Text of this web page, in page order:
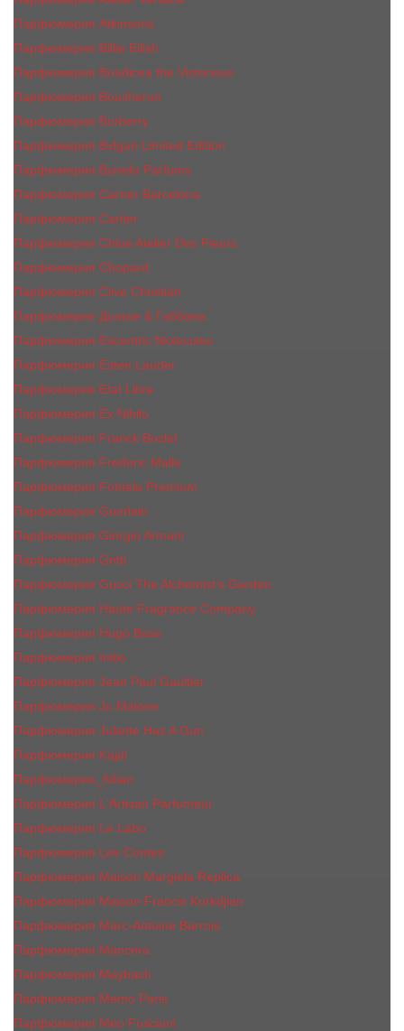
Парфюмерия Atkinsons
Парфюмерия Billie Eilish
Парфюмерия Boadicea the Victorious
Парфюмерия Boucheron
Парфюмерия Burberry
Парфюмерия Bvlgari Limited Edition
Парфюмерия Byredo Parfums
Парфюмерия Carner Barcelona
Парфюмерия Cartier
Парфюмерия Chloe Atelier Des Fleurs
Парфюмерия Сhopard
Парфюмерия Clive Christian
Парфюмерия Дольче & Габбана
Парфюмерия Escentric Molecules
Парфюмерия Estee Lаudеr
Парфюмерия Etat Libre
Парфюмерия Ex Nihilo
Парфюмерия Franck Boclet
Парфюмерия Frеderic Mаlle
Парфюмерия Fontela Premium
Парфюмерия Guerlain
Парфюмерия Giorgio Armani
Парфюмерия Gritti
Парфюмерия Gucci The Alchemist’s Garden.
Парфюмерия Haute Fragrance Company
Парфюмерия Hugo Boss
Парфюмерия Initio
Парфюмерия Jean Paul Gaultier
Парфюмерия Jо Malоnе
Парфюмерия Juliette Has A Gun
Парфюмерия Kajal
Парфюмерия_КiIiаn
Парфюмерия L'Artisan Parfumeur
Парфюмерия Le Labo
Парфюмерия Les Contes
Парфюмерия Maison Margiela Replica
Парфюмерия Maison Francis Kurkdjian
Парфюмерия Marc-Antoine Barrois
Парфюмерия Mancera
Парфюмерия Maybach
Парфюмерия Memo Paris
Парфюмерия Meo Fusciuni